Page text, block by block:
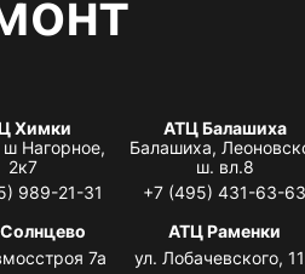
Химки
Нагорное,
2к7
989-21-31
АТЦ Балашиха
Балашиха,
ш. вл.8
+7 (495) 431-63-63
7а
АТЦ Раменки
ул. Лобачевского,